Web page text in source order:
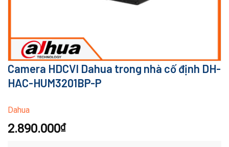
Camera HDCVI Dahua trong nhà cố định DH-
HAC-HUM3201BP-P
Dahua
2.890.000₫